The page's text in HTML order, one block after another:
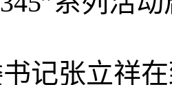
记张立祥